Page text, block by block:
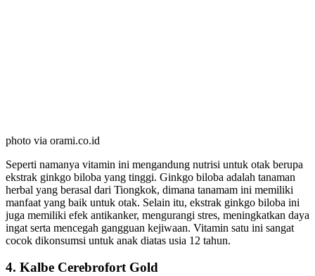
photo via orami.co.id
Seperti namanya vitamin ini mengandung nutrisi untuk otak berupa
ekstrak ginkgo biloba yang tinggi. Ginkgo biloba adalah tanaman
herbal yang berasal dari Tiongkok, dimana tanamam ini memiliki
manfaat yang baik untuk otak. Selain itu, ekstrak ginkgo biloba ini
juga memiliki efek antikanker, mengurangi stres, meningkatkan daya
ingat serta mencegah gangguan kejiwaan. Vitamin satu ini sangat
cocok dikonsumsi untuk anak diatas usia 12 tahun.
4. Kalbe Cerebrofort Gold